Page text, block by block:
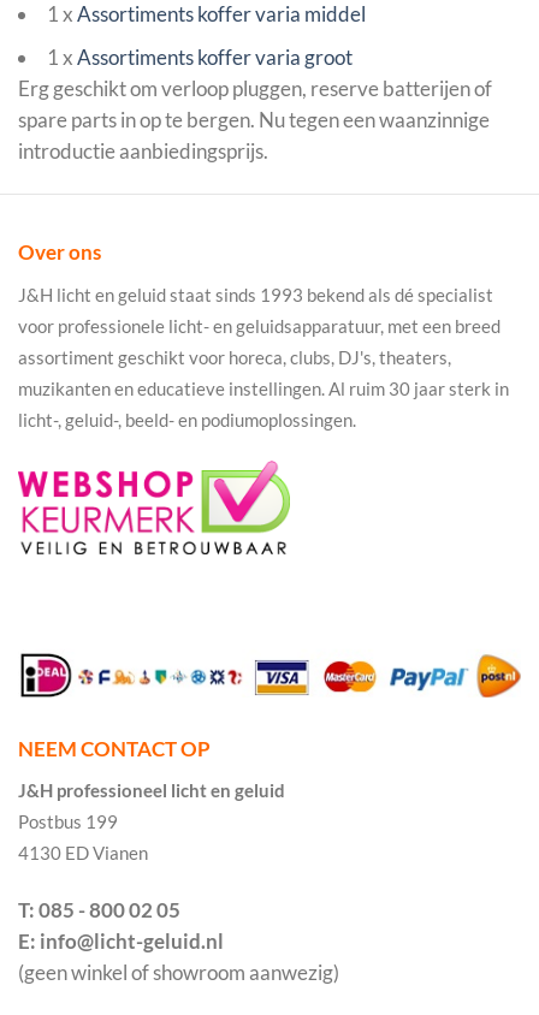
1 xAssortiments koffer varia middel
1 xAssortiments koffer varia groot
Erg geschikt om verloop pluggen, reserve batterijen of
spare parts in op te bergen. Nu tegen een waanzinnige
introductie aanbiedingsprijs.
Over ons
J&H licht en geluid staat sinds 1993 bekend als dé specialist
voor professionele licht- en geluidsapparatuur, met een breed
assortiment geschikt voor horeca, clubs, DJ's, theaters,
muzikanten en educatieve instellingen. Al ruim 30 jaar sterk in
licht-, geluid-, beeld- en podiumoplossingen.
NEEM CONTACT OP
J&H professioneel licht en geluid
Postbus 199
4130 ED Vianen
T: 085 - 800 02 05
E: info@licht-geluid.nl
(geen winkel of showroom aanwezig)